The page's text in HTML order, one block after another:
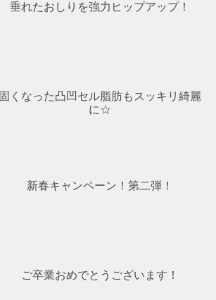
垂れたおしりを強力ヒップアップ！
固くなった凸凹セル脂肪もスッキリ綺麗
に☆
新春キャンペーン！第二弾！
ご卒業おめでとうございます！